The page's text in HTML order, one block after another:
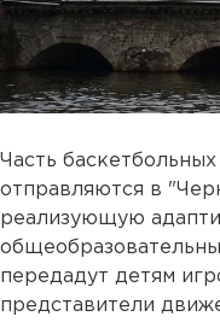
Часть
отправляются в
реализующую
передадут детям
представители